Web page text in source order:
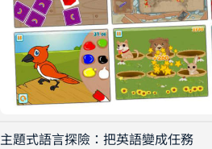
主題式語言探險：把英語變成任務